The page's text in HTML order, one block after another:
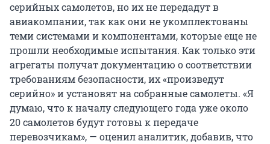
серийных самолетов, но их не передадут в
авиакомпании, так как они не укомплектованы
теми системами и компонентами, которые еще не
прошли необходимые испытания. Как только эти
агрегаты получат документацию о соответствии
требованиям безопасности, их «произведут
серийно» и установят на собранные самолеты. «Я
думаю, что к началу следующего года уже около
20 самолетов будут готовы к передаче
перевозчикам», — оценил аналитик, добавив, что